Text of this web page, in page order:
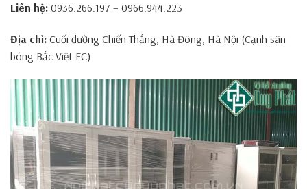
Liên hệ: 0936.266.197 – 0966.944.223
Địa chỉ: Cuối đường Chiến Thắng, Hà Đông, Hà Nội (Cạnh sân
bóng Bắc Việt FC)